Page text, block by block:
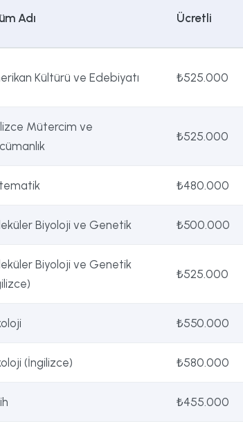
Adı Ücretli
Kültürü ve Edebiyatı ₺525.000
Mütercim ve
₺525.000
₺480.000
Biyoloji ve Genetik ₺500.000
Biyoloji ve Genetik
₺525.000
₺550.000
(İngilizce) ₺580.000
₺455.000